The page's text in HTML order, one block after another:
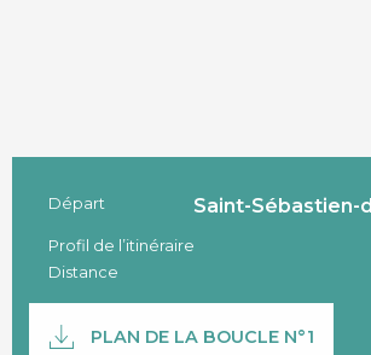
Informations pratiques
Départ Saint-Sébastien-
Profil de l’itinéraire
Distance
Documentation
PLAN DE LA BOUCLE N°1